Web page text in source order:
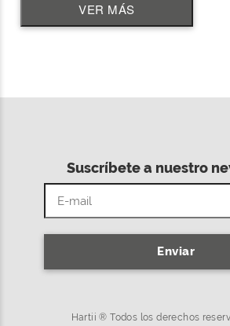
VER MÁS
Suscríbete a nuestro
Enviar
Hartii ® Todos los derechos